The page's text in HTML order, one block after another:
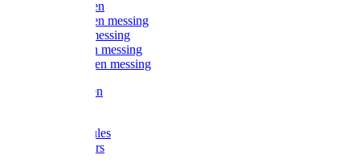
Kogelkranen
Koppelingen messing
Sproeiers messing
Tuinspuiten messing
Slangstukken messing
Handspuiten
Kunststoftules
Regenmeters